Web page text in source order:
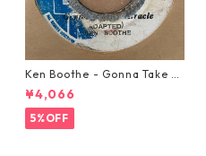
Ken Boothe - Gonna Take A
Miracle【7-21362】
¥4,066
5%OFF